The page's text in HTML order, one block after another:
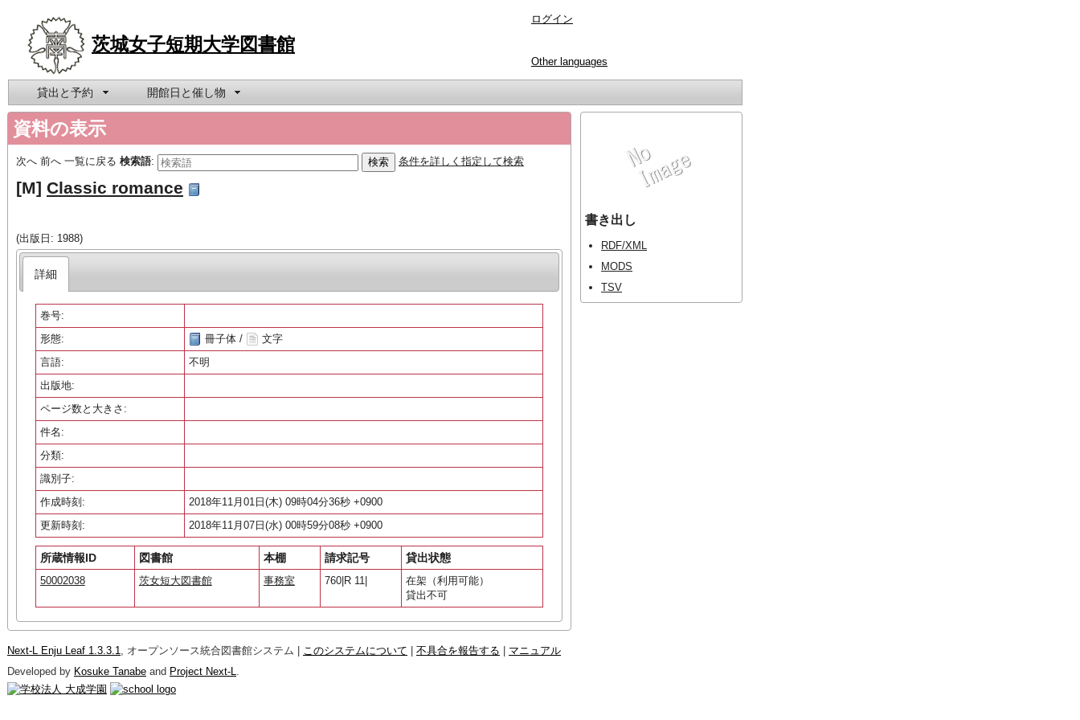
茨城女子短期大学図書館
ログイン
Other languages
貸出と予約 開館日と催し物
資料の表示
次へ 前へ 一覧に戻る 検索語: 条件を詳しく指定して検索
[M] Classic romance
(出版日: 1988)
詳細
巻号:
形態:
冊子体 /
文字
言語:
不明
出版地:
ページ数と大きさ:
件名:
分類:
識別子:
作成時刻:
2018年11月01日(木) 09時04分36秒 +0900
更新時刻:
2018年11月07日(水) 00時59分08秒 +0900
所蔵情報ID 図書館 本棚 請求記号 貸出状態
50002038 茨女短大図書館 事務室 760|R 11|
在架（利用可能）
貸出不可
書き出し
RDF/XML
MODS
TSV
Next-L Enju Leaf 1.3.3.1 , オープンソース統合図書館システム | このシステムについて 不具合を報告する
マニュアル
Developed by Kosuke Tanabe and Project Next-L